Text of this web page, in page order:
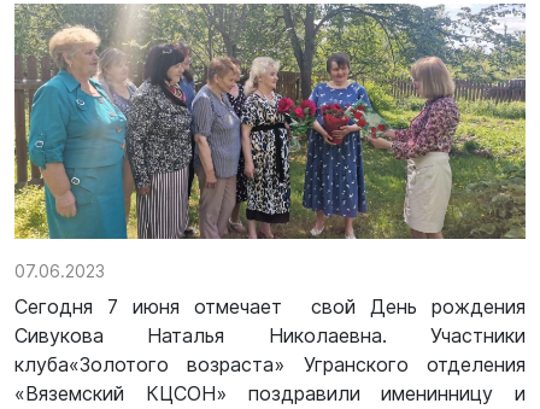
07.06.2023
Сегодня 7 июня отмечает свой День рождения
Сивукова Наталья Николаевна. Участники
клуба«Золотого возраста» Угранского отделения
«Вяземский КЦСОН» поздравили именинницу и